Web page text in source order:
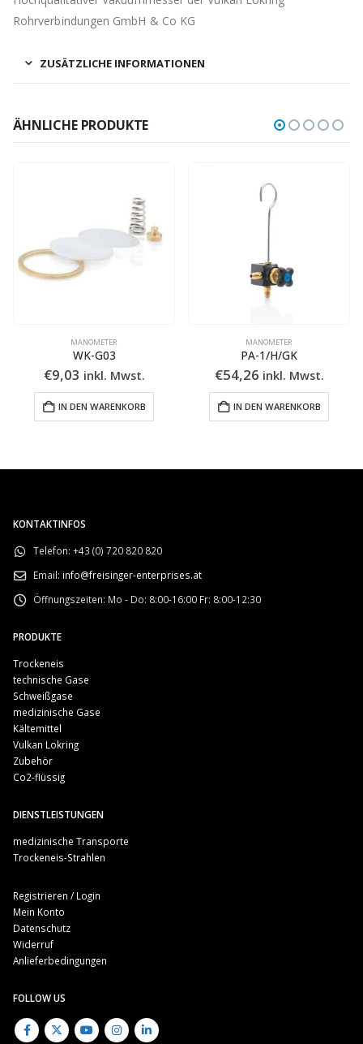
Rohrverbindungen GmbH & Co KG
ZUSÄTZLICHE INFORMATIONEN
ÄHNLICHE PRODUKTE
MANOMETER
WK-G03
€9,03 inkl. Mwst.
IN DEN WARENKORB
MANOMETER
PA-1/H/GK
€54,26 inkl. Mwst.
IN DEN WARENKORB
KONTAKTINFOS
Telefon: +43 (0) 720 820 820
Email: info@freisinger-enterprises.at
Öffnungszeiten: Mo - Do: 8:00-16:00 Fr: 8:00-12:30
PRODUKTE
Trockeneis
technische Gase
Schweißgase
medizinische Gase
Kältemittel
Vulkan Lokring
Zubehör
Co2-flüssig
DIENSTLEISTUNGEN
medizinische Transporte
Trockeneis-Strahlen
Registrieren / Login
Mein Konto
Datenschutz
Widerruf
Anlieferbedingungen
FOLLOW US